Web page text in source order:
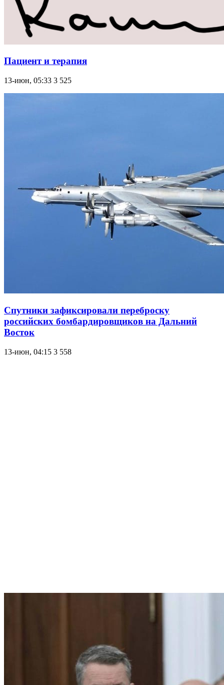
Пациент и терапия
13-июн, 05:33 3 525
Спутники зафиксировали переброску
российских бомбардировщиков на Дальний
Восток
13-июн, 04:15 3 558